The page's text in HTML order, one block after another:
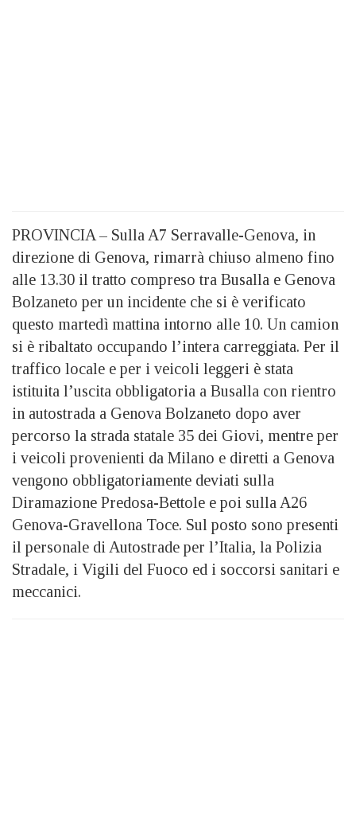
PROVINCIA – Sulla A7 Serravalle-Genova, in
direzione di Genova, rimarrà chiuso almeno fino
alle 13.30 il tratto compreso tra Busalla e Genova
Bolzaneto per un incidente che si è verificato
questo martedì mattina intorno alle 10. Un camion
si è ribaltato occupando l’intera carreggiata. Per il
traffico locale e per i veicoli leggeri è stata
istituita l’uscita obbligatoria a Busalla con rientro
in autostrada a Genova Bolzaneto dopo aver
percorso la strada statale 35 dei Giovi, mentre per
i veicoli provenienti da Milano e diretti a Genova
vengono obbligatoriamente deviati sulla
Diramazione Predosa-Bettole e poi sulla A26
Genova-Gravellona Toce. Sul posto sono presenti
il personale di Autostrade per l’Italia, la Polizia
Stradale, i Vigili del Fuoco ed i soccorsi sanitari e
meccanici.